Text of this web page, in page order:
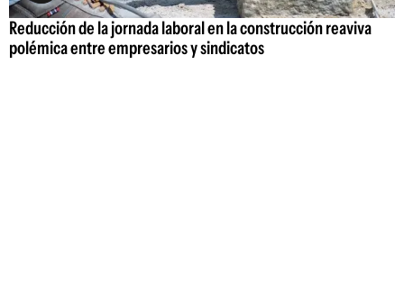
Reducción de la jornada laboral en la construcción reaviva
polémica entre empresarios y sindicatos